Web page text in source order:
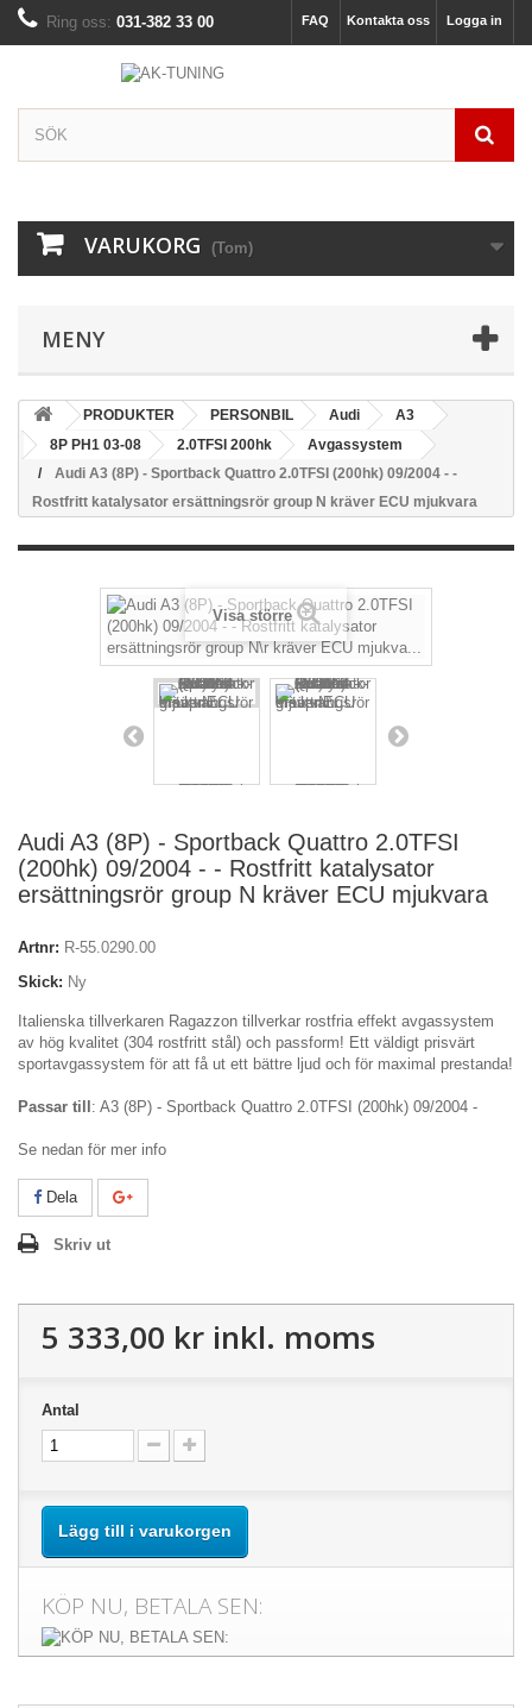
Logga in
Kontakta oss
FAQ
Ring oss: 031-382 33 00
VARUKORG (Tom)
MENY
PRODUKTER PERSONBIL Audi
A3
8P PH1 03-08
2.0TFSI 200hk
Avgassystem
Audi A3 (8P) - Sportback Quattro 2.0TFSI (200hk) 09/2004 - -
Rostfritt katalysator ersättningsrör group N kräver ECU mjukvara
Visa större
Audi A3 (8P) - Sportback Quattro 2.0TFSI
(200hk) 09/2004 - - Rostfritt katalysator
ersättningsrör group N kräver ECU mjukvara
Artnr: R-55.0290.00
Skick: Ny
Italienska tillverkaren Ragazzon tillverkar rostfria effekt avgassystem
av hög kvalitet (304 rostfritt stål) och passform! Ett väldigt prisvärt
sportavgassystem för att få ut ett bättre ljud och för maximal prestanda!
Passar till : A3 (8P) - Sportback Quattro 2.0TFSI (200hk) 09/2004 -
Se nedan för mer info
Dela
Skriv ut
5 333,00 kr inkl. moms
Antal
Lägg till i varukorgen
KÖP NU, BETALA SEN: